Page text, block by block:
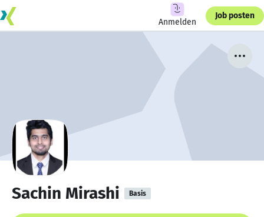
Anmelden
Job posten
Sachin Mirashi Basis